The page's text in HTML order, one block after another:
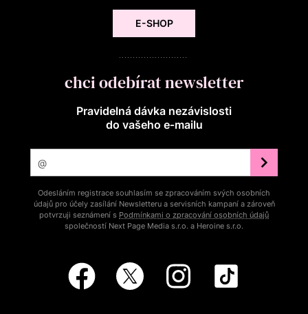
E-SHOP
chci odebírat newsletter
Pravidelná dávka nezávislosti
do vašeho e‑mailu
Odesláním registrace souhlasím se zpracováním svých osobních
údajů pro účely zasílání Newsletteru a servisních kampaní a zároveň
potvrzuji seznámení s Podmínkami o zpracování osobních údajů
společností Next Page Media s.r.o. a Heroine s.r.o.